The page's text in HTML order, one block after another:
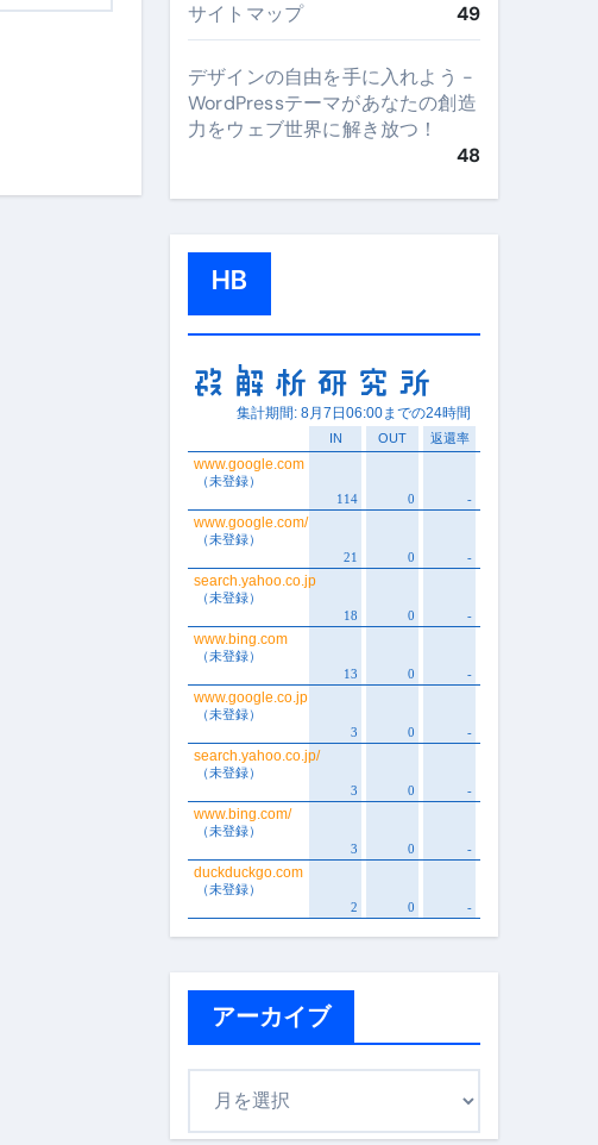
サイトマップ 49
デザインの自由を手に入れよう -
WordPressテーマがあなたの創造
力をウェブ世界に解き放つ！
48
HB
アーカイブ